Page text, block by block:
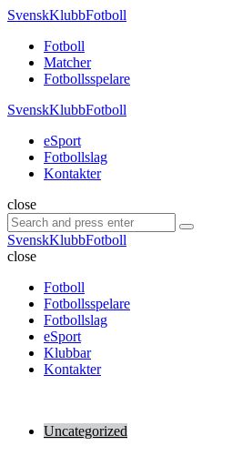
Menu
SvenskKlubbFotboll
Menu
Fotboll
Matcher
Fotbollsspelare
SvenskKlubbFotboll
eSport
Fotbollslag
Kontakter
Search
close
Search
for:
Search
SvenskKlubbFotboll
close
Fotboll
Fotbollsspelare
Fotbollslag
eSport
Klubbar
Kontakter
Uncategorized